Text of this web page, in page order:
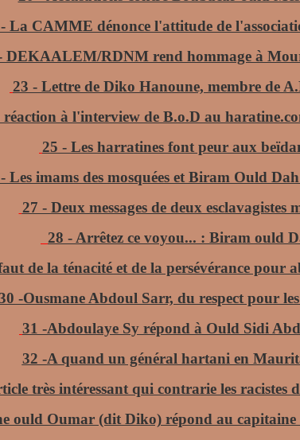
La CAMME dénonce l'attitude de
DEKAALEM/RDNM rend hommage à
23 - Lettre de Diko Hanoune, membre de
à l'interview de B.o.D au
25 - Les harratines font peur aux
Les imams des mosquées et Biram Ould
27 - Deux messages de deux esclavagistes
28 - Arrêtez ce voyou... : Biram ould
de la ténacité et de la persévérance pour
-Ousmane Abdoul Sarr, du respect pour
31 -Abdoulaye Sy répond à Ould Sidi
32 -A quand un général hartani en
très intéressant qui contrarie les racistes
ould Oumar (dit Diko) répond au